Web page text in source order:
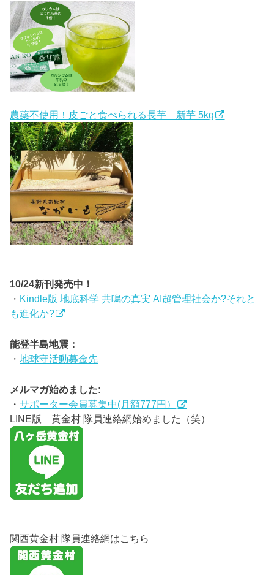
農薬不使用！皮ごと食べられる長芋 新芋 5kg
10/24新刊発売中！
・ Kindle版 地底科学 共鳴の真実 AI超管理社会か?それと
も進化か?
能登半島地震：
・地球守活動募金先
メルマガ始めました:
・サポーター会員募集中(月額777円）
LINE版 黄金村 隊員連絡網始めました（笑）
関西黄金村 隊員連絡網はこちら